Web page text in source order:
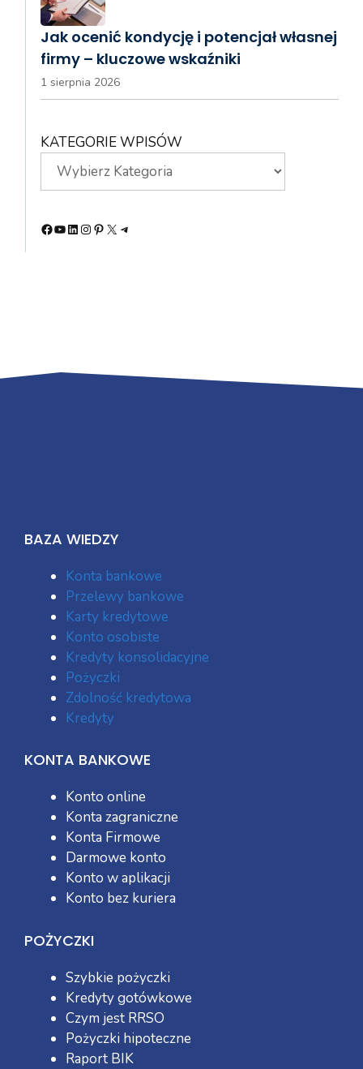
Jak ocenić kondycję i potencjał własnej
firmy – kluczowe wskaźniki
1 sierpnia 2026
KATEGORIE WPISÓW
Facebook
YouTube
LinkedIn
Instagram
Pinterest
X Telegram
BAZA WIEDZY
Konta bankowe
Przelewy bankowe
Karty kredytowe
Konto osobiste
Kredyty konsolidacyjne
Pożyczki
Zdolność kredytowa
Kredyty
KONTA BANKOWE
Konto online
Konta zagraniczne
Konta Firmowe
Darmowe konto
Konto w aplikacji
Konto bez kuriera
POŻYCZKI
Szybkie pożyczki
Kredyty gotówkowe
Czym jest RRSO
Pożyczki hipoteczne
Raport BIK